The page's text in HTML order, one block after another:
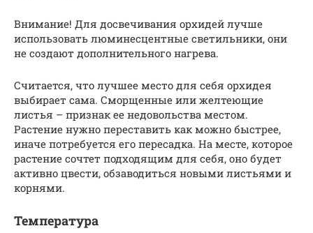
Внимание! Для досвечивания орхидей лучше
использовать люминесцентные светильники, они
не создают дополнительного нагрева.
Считается, что лучшее место для себя орхидея
выбирает сама. Сморщенные или желтеющие
листья – признак ее недовольства местом.
Растение нужно переставить как можно быстрее,
иначе потребуется его пересадка. На месте, которое
растение сочтет подходящим для себя, оно будет
активно цвести, обзаводиться новыми листьями и
корнями.
Температура